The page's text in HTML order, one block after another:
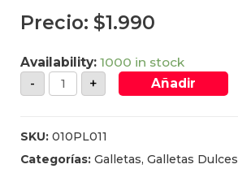
Precio: $1.990
Availability: 1000 in stock
-
+ Añadir
SKU: 010PL011
Categorías: Galletas, Galletas Dulces